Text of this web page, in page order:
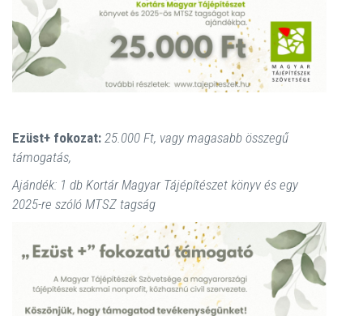
Ezüst+ fokozat: 25.000 Ft, vagy magasabb összegű
támogatás,
Ajándék: 1 db Kortár Magyar Tájépítészet könyv és egy
2025-re szóló MTSZ tagság